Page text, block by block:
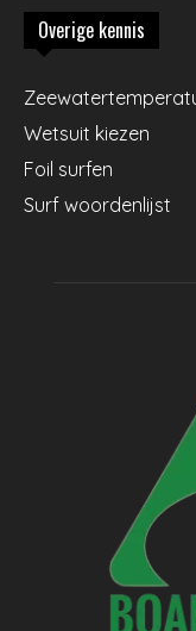
Overige kennis
Wetsuit kiezen
Foil surfen
Surf woordenlijst